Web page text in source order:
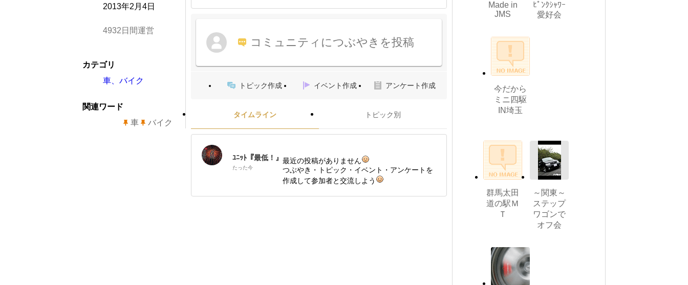
コミュニティにつぶやきを投稿
トピック作成 イベント作成 アンケート作成
タイムライン トピック別
ﾕﾆｯﾄ『最低！』
たった今
最近の投稿がありません
つぶやき・トピック・イベント・アンケートを
作成して参加者と交流しよう
2013年2月4日
4932日間運営
カテゴリ
車、バイク
関連ワード
車
バイク
Made in
JMS
ﾋﾟﾝｸｼｬﾜｰ
愛好会
今だから
ミニ四駆
IN埼玉
群馬太田
道の駅Ｍ
Ｔ
～関東～
ステップ
ワゴンで
オフ会